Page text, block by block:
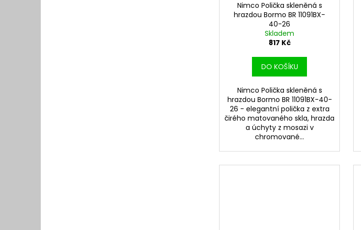
Nimco Polička skleněná s
hrazdou Bormo BR 11091BX-
40-26
Skladem
817 Kč
DO KOŠÍKU
Nimco Polička skleněná s
hrazdou Bormo BR 11091BX-40-
26 - elegantní polička z extra
čirého matovaného skla, hrazda
a úchyty z mosazi v
chromované...